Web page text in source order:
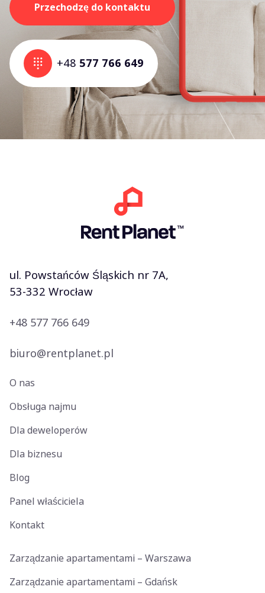
Przechodzę do kontaktu
+48 577 766 649
ul. Powstańców Śląskich nr 7A,
53-332 Wrocław
+48 577 766 649
biuro@rentplanet.pl
O nas
Obsługa najmu
Dla deweloperów
Dla biznesu
Blog
Panel właściciela
Kontakt
Zarządzanie apartamentami – Warszawa
Zarządzanie apartamentami – Gdańsk